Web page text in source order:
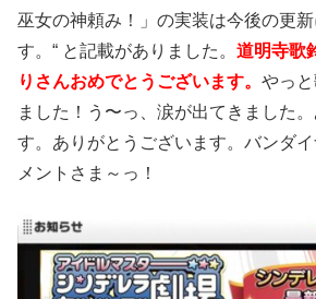
巫女の神頼み！」の実装は今後の更
す。“ と記載がありました。 道明寺歌
りさんおめでとうございます。 やっ
ました！う〜っ、涙が出てきました
す。ありがとうございます。バンダ
メントさま～っ！